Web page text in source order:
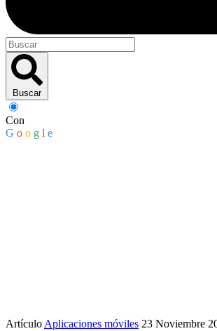
Buscar
Con
G o o g l e
Artículo Aplicaciones móviles 23 Noviembre